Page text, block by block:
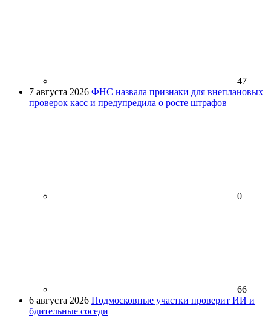
47
7 августа 2026 ФНС назвала признаки для внеплановых
проверок касс и предупредила о росте штрафов
0
66
6 августа 2026 Подмосковные участки проверит ИИ и
бдительные соседи